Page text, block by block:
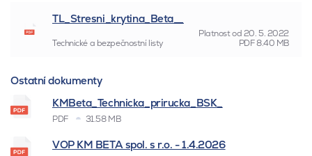
TL_Stresni_krytina_Beta__
Platnost od20. 5. 2022
Technické a bezpečnostní listy
PDF8.40 MB
Ostatní dokumenty
KMBeta_Technicka_prirucka_BSK_
PDF 31.58 MB
VOP KM BETA spol. s r.o. - 1.4.2026